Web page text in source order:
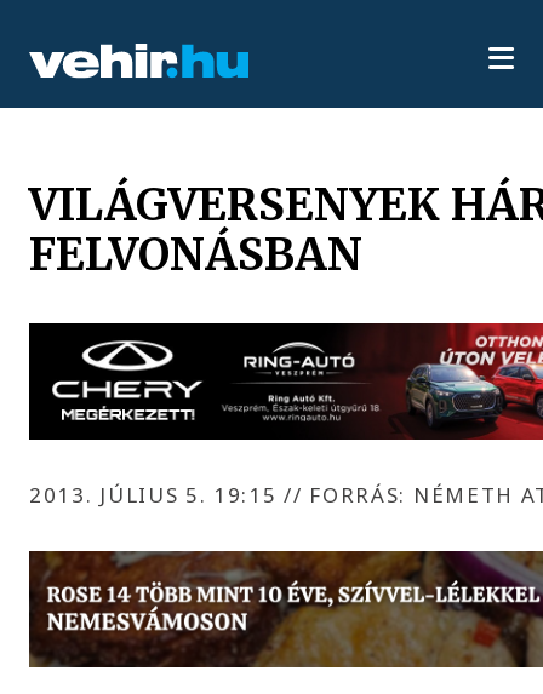
VILÁGVERSENYEK
FELVONÁSBAN
2013. JÚLIUS 5. 19:15// FORRÁS: NÉMETH